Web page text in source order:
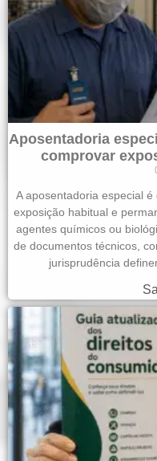
Aposentadoria
comprovar
A aposentadoria especial
exposição habitual e
agentes químicos ou
de documentos técnicos,
jurisprudência